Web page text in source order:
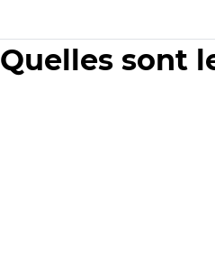
Quelles sont